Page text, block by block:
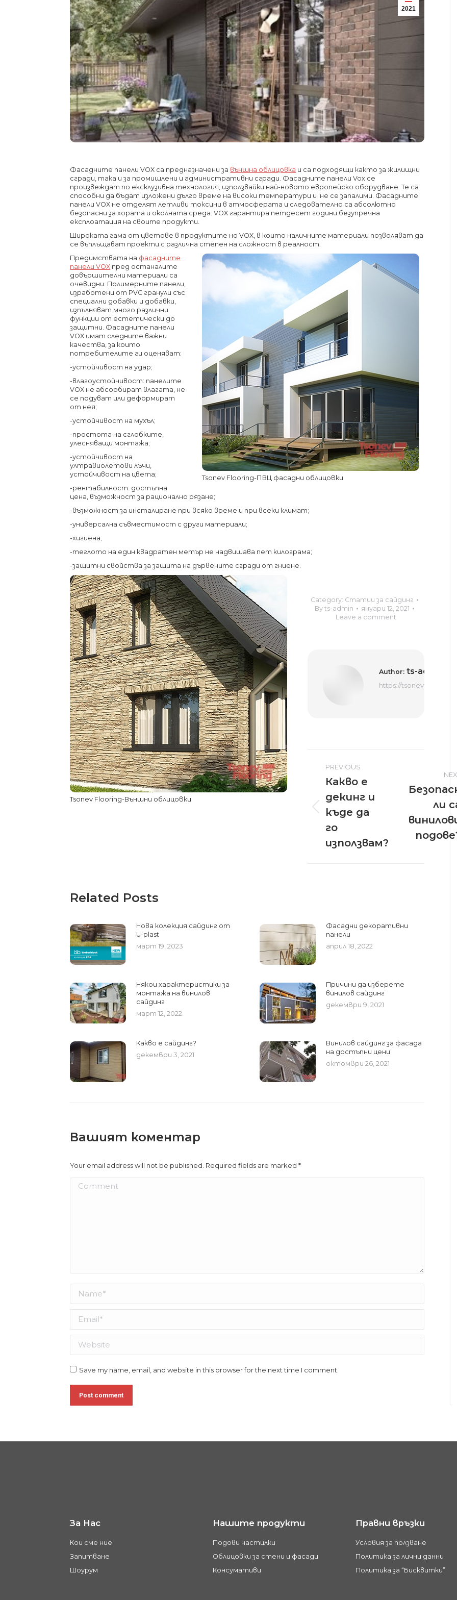
2021
Фасадните панели VOX са предназначени за външна облицовка и са подходящи както за жилищни
сгради, така и за промишлени и административни сгради. Фасадните панели Vox се
произвеждат по ексклузивна технология, използвайки най-новото европейско оборудване. Те са
способни да бъдат изложени дълго време на високи температури и не се запалими. Фасадните
панели VOX не отделят летливи токсини в атмосферата и следователно са абсолютно
безопасни за хората и околната среда. VOX гарантира петдесет години безупречна
експлоатация на своите продукти.
Широката гама от цветове в продуктите но VOX, в които наличните материали позволяват да
се въплъщават проекти с различна степен на сложност в реалност.
Tsonev Flooring-ПВЦ фасадни облицовки
Предимствата на фасадните
панели VOX пред останалите
довършителни материали са
очевидни. Полимерните панели,
изработени от PVC гранули със
специални добавки и добавки,
изпълняват много различни
функции от естетически до
защитни. Фасадните панели
VOX имат следните важни
качества, за които
потребителите ги оценяват:
-устойчивост на удар;
-влагоустойчивост: панелите
VOX не абсорбират влагата, не
се подуват или деформират
от нея;
-устойчивост на мухъл;
-простота на сглобките,
улесняващи монтажа;
-устойчивост на
ултравиолетови лъчи,
устойчивост на цвета;
-рентабилност: достъпна
цена, възможност за рационално рязане;
-възможност за инсталиране при всяко време и при всеки климат;
-универсална съвместимост с други материали;
-хигиена;
-теглото на един квадратен метър не надвишава пет килограма;
-защитни свойства за защита на дървените сгради от гниене.
Tsonev Flooring-Външни облицовки
Category: Статии за сайдинг
By ts-admin
януари 12, 2021
Leave a comment
Author: ts-admin
https://tsonevflooring.bg
Post
navigation
PREVIOUS
Previous
post:
Какво е
декинг и
къде да
го
използвам?
post:
ли
Related Posts
Нова колекция сайдинг от
U-plast
март 19, 2023
Фасадни декоративни
панели
април 18, 2022
Някои характеристики за
монтажа на винилов
сайдинг
март 12, 2022
Причини да изберете
винилов сайдинг
декември 9, 2021
Какво е сайдинг?
декември 3, 2021
Винилов сайдинг за фасада
на достъпни цени
октомври 26, 2021
Вашият коментар
Your email address will not be published. Required fields are marked*
Comment
Save my name, email, and website in this browser for the next time I comment.
Post comment
За Нас
Кои сме ние
Запитване
Шоурум
Нашите продукти
Подови настилки
Облицовки за стени и фасади
Консумативи
Правни връзки
Условия за ползване
Политика за лични данни
Политика за “Бисквитки”